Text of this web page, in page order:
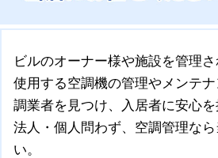
ビルのオーナー様や施設を管理
使用する空調機の管理やメンテ
調業者を見つけ、入居者に安心を
法人・個人問わず、空調管理な
い。